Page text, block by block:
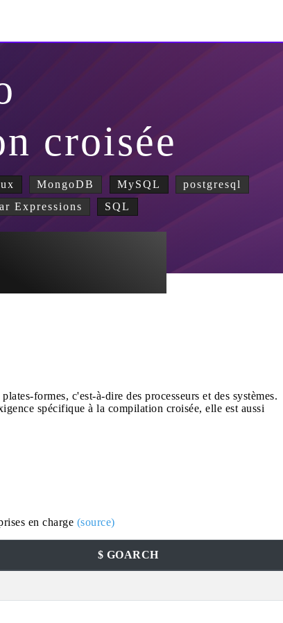
croisée
MongoDB MySQL
postgresql
Expressions SQL
formes, c'est-à-dire des processeurs et des systèmes.
spécifique à la compilation croisée, elle est aussi
en charge (source)
$ GOARCH